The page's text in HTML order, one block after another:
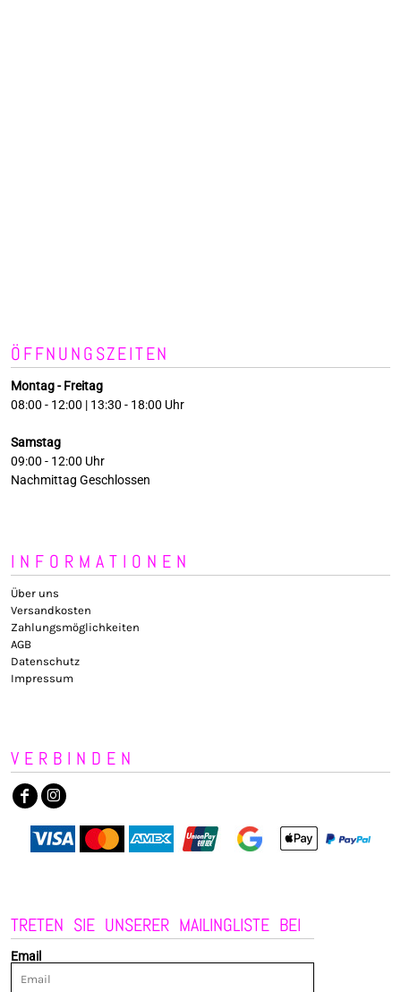
ÖFFNUNGSZEITEN
Montag - Freitag
08:00 - 12:00 | 13:30 - 18:00 Uhr
Samstag
09:00 - 12:00 Uhr
Nachmittag Geschlossen
INFORMATIONEN
Über uns
Versandkosten
Zahlungsmöglichkeiten
AGB
Datenschutz
Impressum
VERBINDEN
TRETEN SIE UNSERER MAILINGLISTE BEI
Email